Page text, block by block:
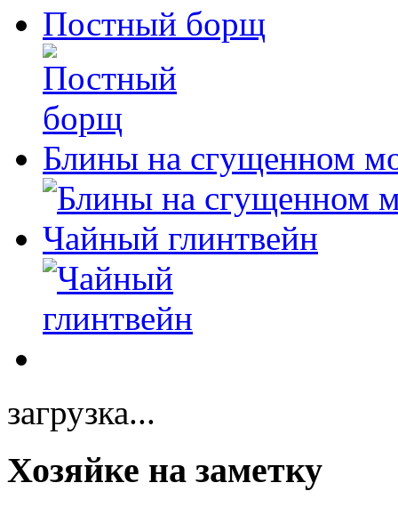
Постный борщ
Блины на сгущенном
Чайный глинтвейн
загрузка...
Хозяйке на заметку